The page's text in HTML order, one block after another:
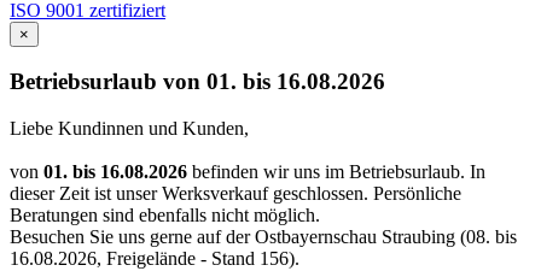
ISO 9001 zertifiziert
×
Betriebsurlaub von 01. bis 16.08.2026
Liebe Kundinnen und Kunden,
von 01. bis 16.08.2026 befinden wir uns im Betriebsurlaub. In
dieser Zeit ist unser Werksverkauf geschlossen. Persönliche
Beratungen sind ebenfalls nicht möglich.
Besuchen Sie uns gerne auf der Ostbayernschau Straubing (08. bis
16.08.2026, Freigelände - Stand 156).